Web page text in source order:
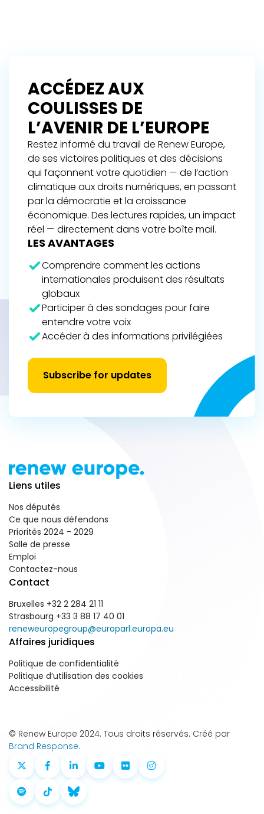
ACCÉDEZ AUX
COULISSES DE
L’AVENIR DE L’EUROPE
Restez informé du travail de Renew Europe,
de ses victoires politiques et des décisions
qui façonnent votre quotidien — de l’action
climatique aux droits numériques, en passant
par la démocratie et la croissance
économique. Des lectures rapides, un impact
réel — directement dans votre boîte mail.
LES AVANTAGES
Comprendre comment les actions
internationales produisent des résultats
globaux
Participer à des sondages pour faire
entendre votre voix
Accéder à des informations privilégiées
Subscribe for updates
Liens utiles
Nos députés
Ce que nous défendons
Priorités 2024 - 2029
Salle de presse
Emploi
Contactez-nous
Contact
Bruxelles +32 2 284 21 11
Strasbourg +33 3 88 17 40 01
reneweuropegroup@europarl.europa.eu
Affaires juridiques
Politique de confidentialité
Politique d’utilisation des cookies
Accessibilité
© Renew Europe 2024. Tous droits réservés. Créé par
Brand Response.